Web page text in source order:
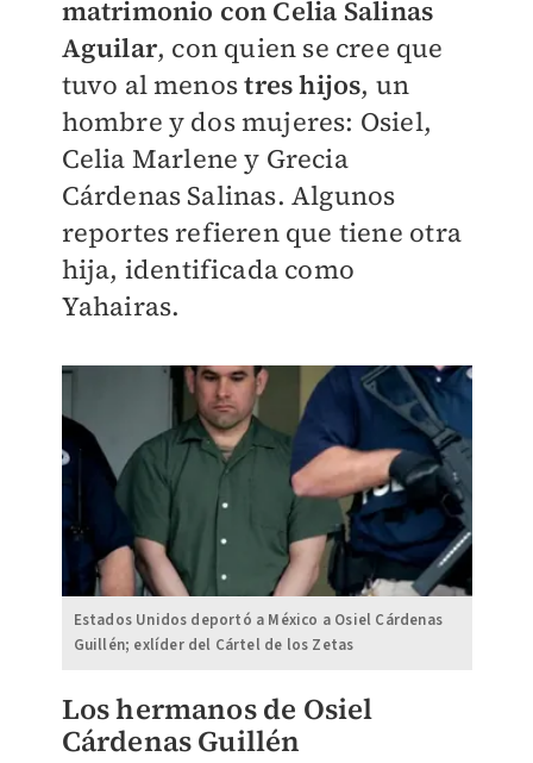
matrimonio con Celia Salinas
Aguilar, con quien se cree que
tuvo al menostres hijos, un
hombre y dos mujeres: Osiel,
Celia Marlene y Grecia
Cárdenas Salinas. Algunos
reportes refieren que tiene otra
hija, identificada como
Yahairas.
Estados Unidos deportó a México a Osiel Cárdenas
Guillén; exlíder del Cártel de los Zetas
Los hermanos de Osiel
Cárdenas Guillén